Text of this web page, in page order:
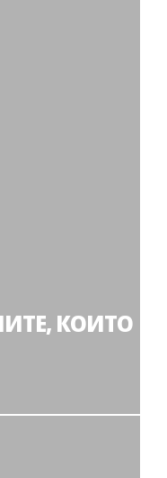
КОИТО